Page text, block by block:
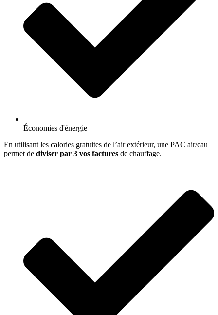
Économies d'énergie
En utilisant les calories gratuites de l’air extérieur, une PAC air/eau
permet de diviser par 3 vos factures de chauffage.